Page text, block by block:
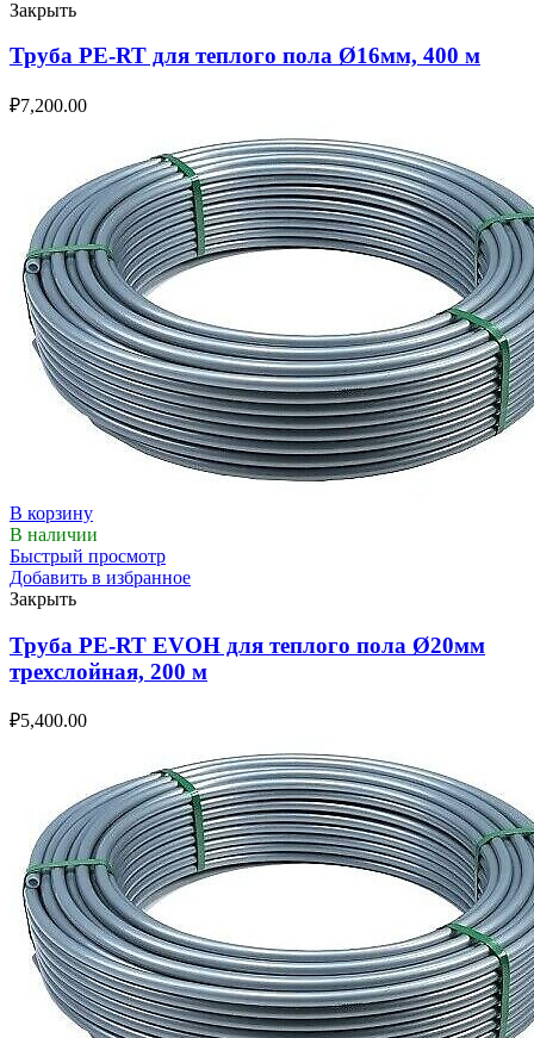
Закрыть
Труба PE-RT для теплого пола Ø16мм, 400 м
₽7,200.00
В корзину
В наличии
Быстрый просмотр
Добавить в избранное
Закрыть
Труба PE-RT EVOH для теплого пола Ø20мм
трехслойная, 200 м
₽5,400.00